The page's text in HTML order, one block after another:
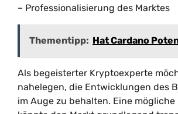
– Professionalisierung des Marktes
Thementipp: Hat Cardano
Als begeisterter Kryptoexperte
nahelegen, die Entwicklungen des
im Auge zu behalten. Eine